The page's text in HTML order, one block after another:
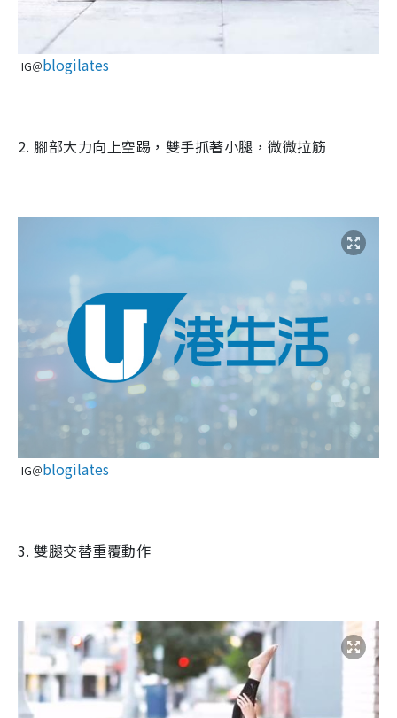
IG＠blogilates
2. 腳部大力向上空踢，雙手抓著小腿，微微拉筋
IG＠blogilates
3.雙腿交替重覆動作